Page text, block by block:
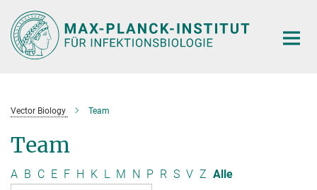
Hauptinhalt
Vector Biology Team
Team
A B C E F H K L M N P R S V Z Alle